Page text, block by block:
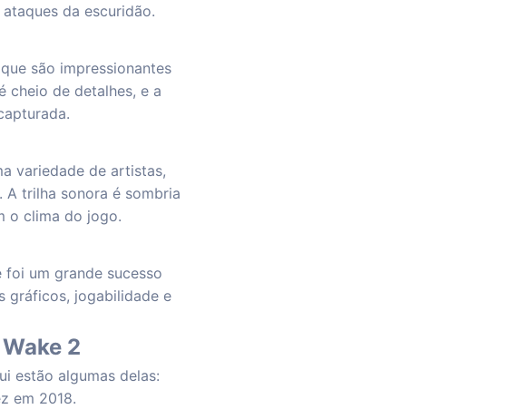
da escuridão.
são impressionantes
cheio de detalhes, e a
variedade de artistas,
A trilha sonora é sombria
o clima do jogo.
um grande sucesso
gráficos, jogabilidade e
2
estão algumas delas:
em 2018.